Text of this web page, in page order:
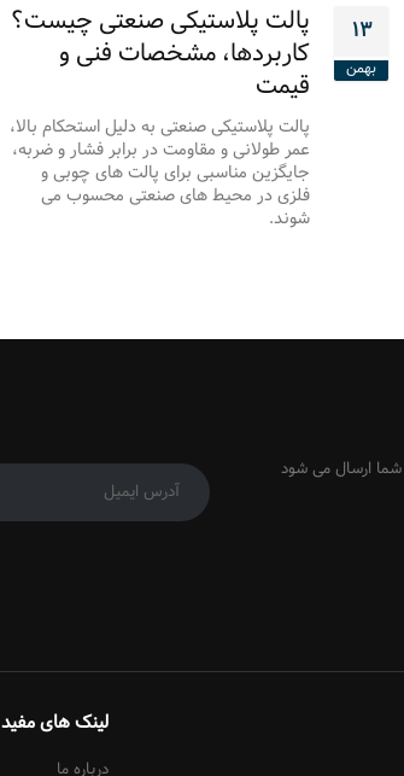
۱۳
بهمن
پالت پلاستیکی صنعتی چیست؟
کاربردها، مشخصات فنی و
قیمت
پالت پلاستیکی صنعتی به دلیل استحکام بالا،
عمر طولانی و مقاومت در برابر فشار و ضربه،
جایگزین مناسبی برای پالت های چوبی و
فلزی در محیط های صنعتی محسوب می
شوند.
شما ارسال می شود
لینک های مفید
درباره ما